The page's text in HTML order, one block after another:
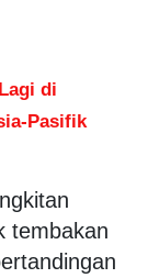
di
Pasifik
tembakan